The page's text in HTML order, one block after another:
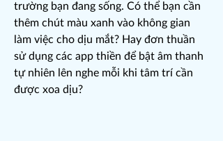
trường bạn đang sống. Có thể bạn cần
thêm chút màu xanh vào không gian
làm việc cho dịu mắt? Hay đơn thuần
sử dụng các app thiền để bật âm thanh
tự nhiên lên nghe mỗi khi tâm trí cần
được xoa dịu?